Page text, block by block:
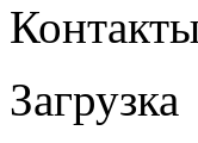
Загрузка